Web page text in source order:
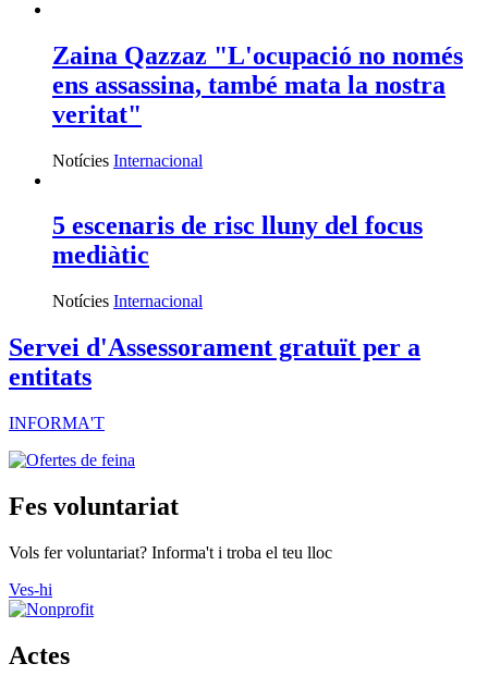
Zaina Qazzaz "L'ocupació no només
ens assassina, també mata la nostra
veritat"
Notícies Internacional
5 escenaris de risc lluny del focus
mediàtic
Notícies Internacional
Servei d'Assessorament gratuït per a
entitats
INFORMA'T
Fes voluntariat
Vols fer voluntariat? Informa't i troba el teu lloc
Ves-hi
Actes